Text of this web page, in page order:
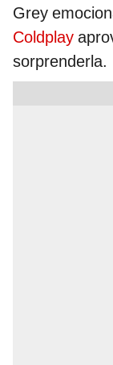
Grey
Coldplay
sorprenderla.